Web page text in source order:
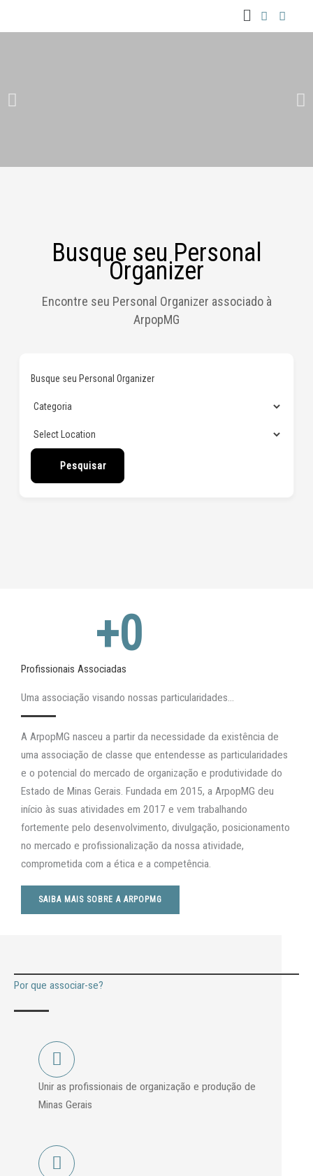
Menu
Busque seu Personal
Organizer
Encontre seu Personal Organizer associado à
ArpopMG
Busque seu Personal Organizer
Pesquisar
+0
Profissionais Associadas
Uma associação visando nossas particularidades...
A ArpopMG nasceu a partir da necessidade da existência de
uma associação de classe que entendesse as particularidades
e o potencial do mercado de organização e produtividade do
Estado de Minas Gerais. Fundada em 2015, a ArpopMG deu
início às suas atividades em 2017 e vem trabalhando
fortemente pelo desenvolvimento, divulgação, posicionamento
no mercado e profissionalização da nossa atividade,
comprometida com a ética e a competência.
SAIBA MAIS SOBRE A ARPOPMG
Por que associar-se?
Unir as profissionais de organização e produção de
Minas Gerais